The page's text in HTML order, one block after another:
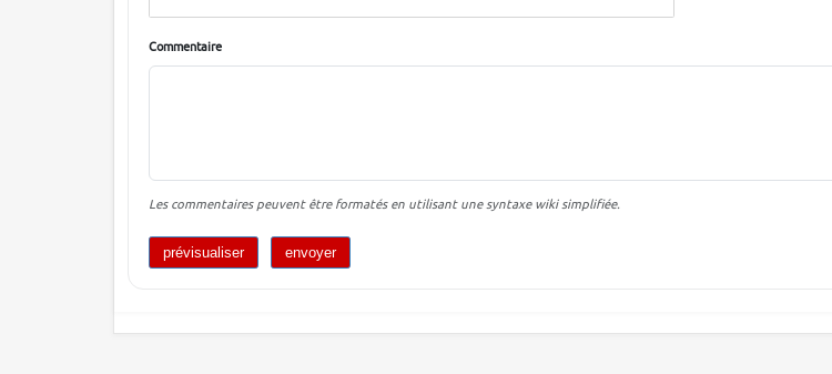
Commentaire
Les commentaires peuvent être formatés en utilisant une syntaxe wiki simplifiée.